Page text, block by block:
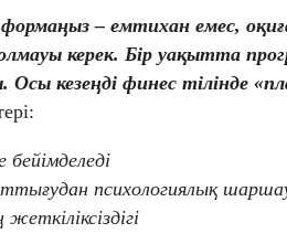
– емтихан емес,
керек. Бір уақытта
Осы кезеңді финес тілінде
психологиялық